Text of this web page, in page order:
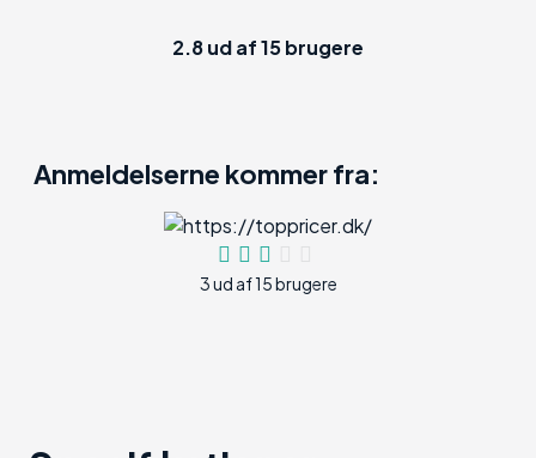
2.8ud af15brugere
Anmeldelserne kommer fra:
3 ud af 15 brugere